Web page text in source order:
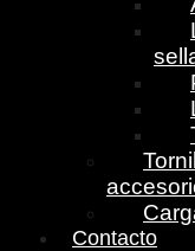
Contacto